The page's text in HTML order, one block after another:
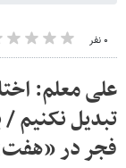
۰ نفر
علی معلم:
تبدیل نکنیم
فجر در